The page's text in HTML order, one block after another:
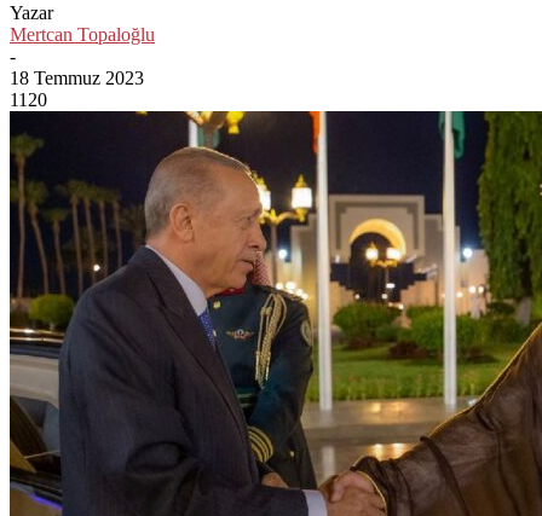
Yazar
Mertcan Topaloğlu
-
18 Temmuz 2023
1120